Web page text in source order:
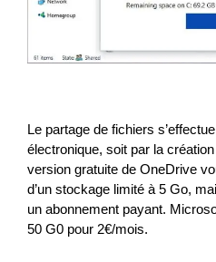
Le partage de fichiers
électronique, soit par la
version gratuite de OneDrive
d’un stockage limité à 5 Go,
un abonnement payant.
50 G0 pour 2€/mois.